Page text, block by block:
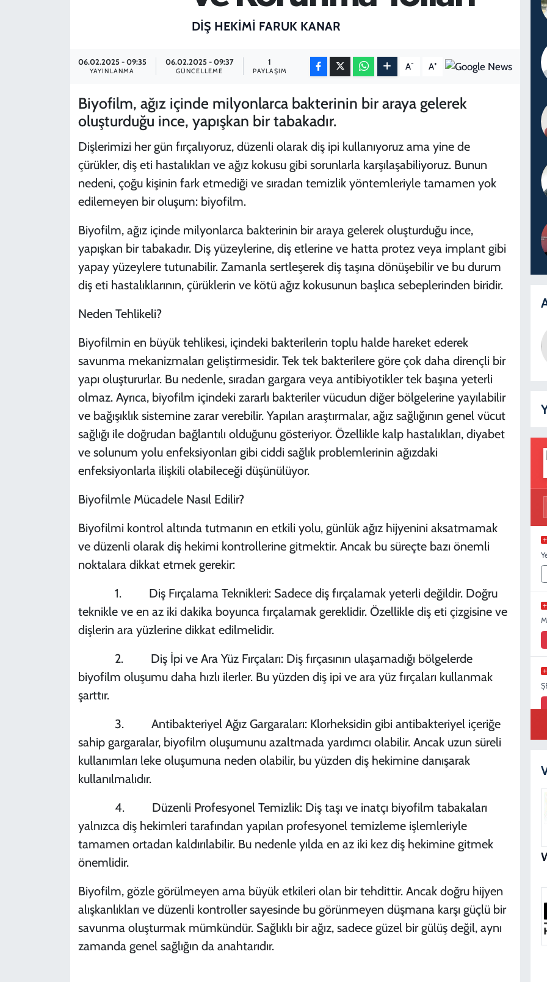
DİŞ HEKİMİ FARUK KANAR
06.02.2025 - 09:35
YAYINLANMA
06.02.2025 - 09:37
GÜNCELLEME
1
PAYLAŞIM A- A+
Biyofilm, ağız içinde milyonlarca bakterinin bir araya gelerek
oluşturduğu ince, yapışkan bir tabakadır.
Dişlerimizi her gün fırçalıyoruz, düzenli olarak diş ipi kullanıyoruz ama yine de
çürükler, diş eti hastalıkları ve ağız kokusu gibi sorunlarla karşılaşabiliyoruz. Bunun
nedeni, çoğu kişinin fark etmediği ve sıradan temizlik yöntemleriyle tamamen yok
edilemeyen bir oluşum: biyofilm.
Biyofilm, ağız içinde milyonlarca bakterinin bir araya gelerek oluşturduğu ince,
yapışkan bir tabakadır. Diş yüzeylerine, diş etlerine ve hatta protez veya implant gibi
yapay yüzeylere tutunabilir. Zamanla sertleşerek diş taşına dönüşebilir ve bu durum
diş eti hastalıklarının, çürüklerin ve kötü ağız kokusunun başlıca sebeplerinden biridir.
Neden Tehlikeli?
Biyofilmin en büyük tehlikesi, içindeki bakterilerin toplu halde hareket ederek
savunma mekanizmaları geliştirmesidir. Tek tek bakterilere göre çok daha dirençli bir
yapı oluştururlar. Bu nedenle, sıradan gargara veya antibiyotikler tek başına yeterli
olmaz. Ayrıca, biyofilm içindeki zararlı bakteriler vücudun diğer bölgelerine yayılabilir
ve bağışıklık sistemine zarar verebilir. Yapılan araştırmalar, ağız sağlığının genel vücut
sağlığı ile doğrudan bağlantılı olduğunu gösteriyor. Özellikle kalp hastalıkları, diyabet
ve solunum yolu enfeksiyonları gibi ciddi sağlık problemlerinin ağızdaki
enfeksiyonlarla ilişkili olabileceği düşünülüyor.
Biyofilmle Mücadele Nasıl Edilir?
Biyofilmi kontrol altında tutmanın en etkili yolu, günlük ağız hijyenini aksatmamak
ve düzenli olarak diş hekimi kontrollerine gitmektir. Ancak bu süreçte bazı önemli
noktalara dikkat etmek gerekir:
1. Diş Fırçalama Teknikleri: Sadece diş fırçalamak yeterli değildir. Doğru
teknikle ve en az iki dakika boyunca fırçalamak gereklidir. Özellikle diş eti çizgisine ve
dişlerin ara yüzlerine dikkat edilmelidir.
2. Diş İpi ve Ara Yüz Fırçaları: Diş fırçasının ulaşamadığı bölgelerde
biyofilm oluşumu daha hızlı ilerler. Bu yüzden diş ipi ve ara yüz fırçaları kullanmak
şarttır.
3. Antibakteriyel Ağız Gargaraları: Klorheksidin gibi antibakteriyel içeriğe
sahip gargaralar, biyofilm oluşumunu azaltmada yardımcı olabilir. Ancak uzun süreli
kullanımları leke oluşumuna neden olabilir, bu yüzden diş hekimine danışarak
kullanılmalıdır.
4. Düzenli Profesyonel Temizlik: Diş taşı ve inatçı biyofilm tabakaları
yalnızca diş hekimleri tarafından yapılan profesyonel temizleme işlemleriyle
tamamen ortadan kaldırılabilir. Bu nedenle yılda en az iki kez diş hekimine gitmek
önemlidir.
Biyofilm, gözle görülmeyen ama büyük etkileri olan bir tehdittir. Ancak doğru hijyen
alışkanlıkları ve düzenli kontroller sayesinde bu görünmeyen düşmana karşı güçlü bir
savunma oluşturmak mümkündür. Sağlıklı bir ağız, sadece güzel bir gülüş değil, aynı
zamanda genel sağlığın da anahtarıdır.